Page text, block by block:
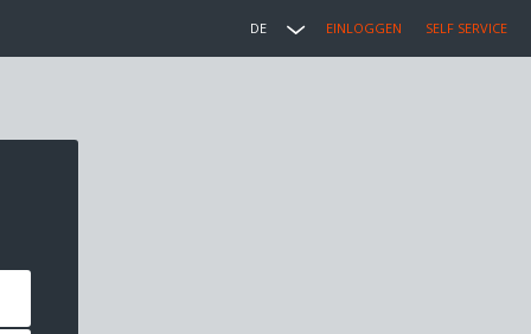
DE EINLOGGEN SELF SERVICE